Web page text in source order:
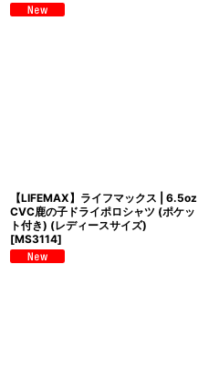
【LIFEMAX】ライフマックス | 6.5oz
CVC鹿の子ドライポロシャツ (ポケッ
ト付き) (レディースサイズ)
[MS3114]